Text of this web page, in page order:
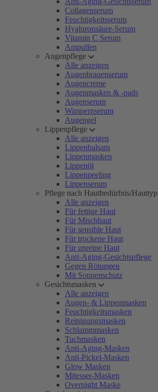
Collagenserum
Feuchtigkeitsserum
Hyaluronsäure-Serum
Vitamin C Serum
Ampullen
Augenpflege
Alle anzeigen
Augenbrauenserum
Augencreme
Augenmasken & -pads
Augenserum
Wimpernserum
Augengel
Lippenpflege
Alle anzeigen
Lippenbalsam
Lippenmasken
Lippenöl
Lippenpeeling
Lippenserum
Pflege nach Hautbedürfnis/Hauttyp
Alle anzeigen
Für fettige Haut
Für Mischhaut
Für sensible Haut
Für trockene Haut
Für unreine Haut
Anti-Aging-Gesichtspflege
Gegen Rötungen
Mit Sonnenschutz
Gesichtsmasken
Alle anzeigen
Augen- & Lippenmasken
Feuchtigkeitsmasken
Reinigungsmasken
Schlammmasken
Tuchmasken
Anti-Aging-Masken
Anti-Pickel-Masken
Glow Masken
Mitesser-Masken
Overnight Maske